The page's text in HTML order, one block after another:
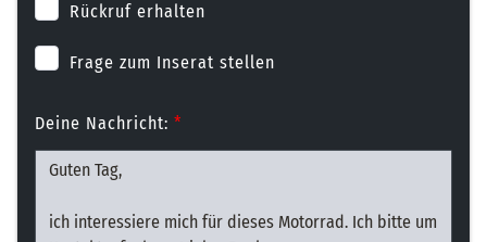
Rückruf erhalten
Frage zum Inserat stellen
Deine Nachricht: *